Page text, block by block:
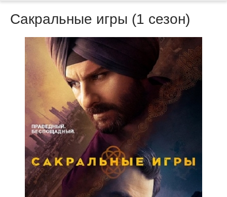
Сакральные игры (1 сезон)